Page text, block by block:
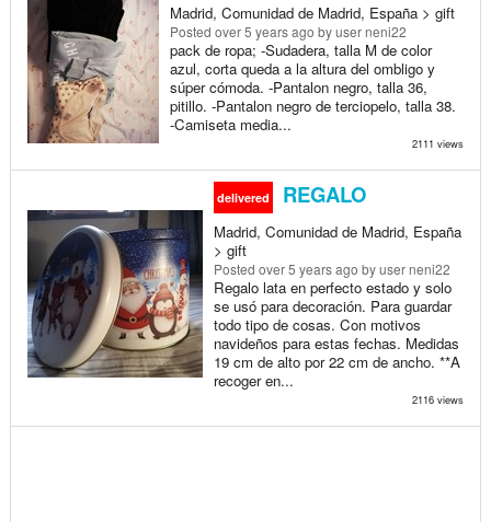
Madrid, Comunidad de Madrid, España > gift
Posted over 5 years ago by user neni22
pack de ropa; -Sudadera, talla M de color
azul, corta queda a la altura del ombligo y
súper cómoda. -Pantalon negro, talla 36,
pitillo. -Pantalon negro de terciopelo, talla 38.
-Camiseta media...
2111 views
delivered REGALO
Madrid, Comunidad de Madrid, España
> gift
Posted over 5 years ago by user neni22
Regalo lata en perfecto estado y solo
se usó para decoración. Para guardar
todo tipo de cosas. Con motivos
navideños para estas fechas. Medidas
19 cm de alto por 22 cm de ancho. **A
recoger en...
2116 views